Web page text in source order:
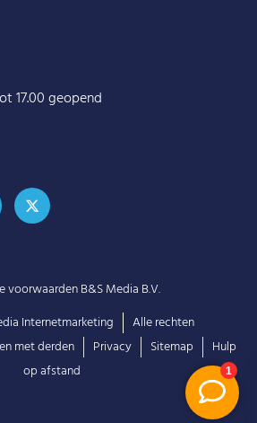
17.00 geopend
voorwaarden B&S Media B.V.
Internetmarketing
Alle rechten
met derden Privacy Sitemap
Hulp
op afstand